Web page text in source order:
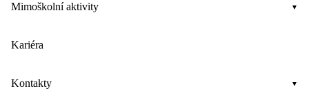
Mimoškolní aktivity
Kariéra
Kontakty